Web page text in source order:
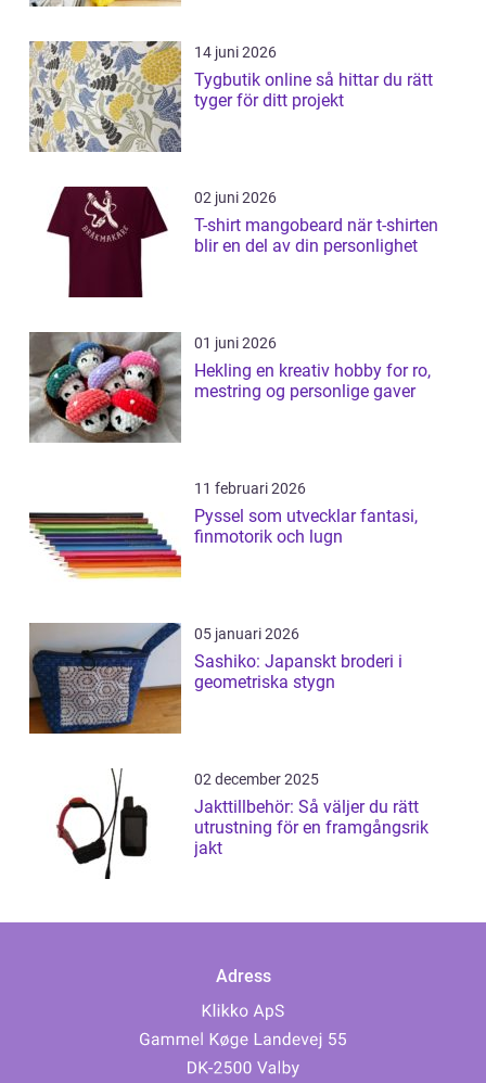
14 juni 2026
Tygbutik online så hittar du rätt
tyger för ditt projekt
02 juni 2026
T-shirt mangobeard när t-shirten
blir en del av din personlighet
01 juni 2026
Hekling en kreativ hobby for ro,
mestring og personlige gaver
11 februari 2026
Pyssel som utvecklar fantasi,
finmotorik och lugn
05 januari 2026
Sashiko: Japanskt broderi i
geometriska stygn
02 december 2025
Jakttillbehör: Så väljer du rätt
utrustning för en framgångsrik
jakt
Adress